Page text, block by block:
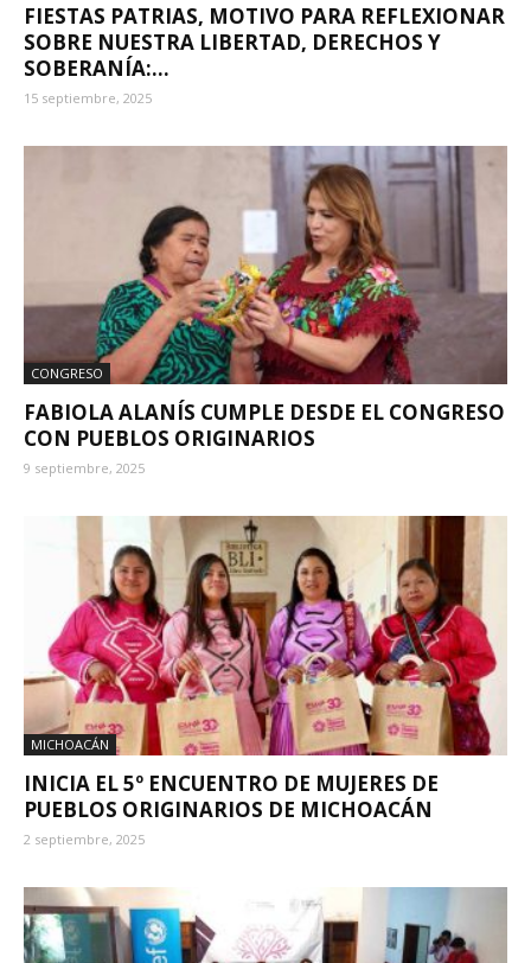
FIESTAS PATRIAS, MOTIVO PARA REFLEXIONAR
SOBRE NUESTRA LIBERTAD, DERECHOS Y
SOBERANÍA:...
15 septiembre, 2025
CONGRESO
FABIOLA ALANÍS CUMPLE DESDE EL CONGRESO
CON PUEBLOS ORIGINARIOS
9 septiembre, 2025
MICHOACÁN
INICIA EL 5º ENCUENTRO DE MUJERES DE
PUEBLOS ORIGINARIOS DE MICHOACÁN
2 septiembre, 2025